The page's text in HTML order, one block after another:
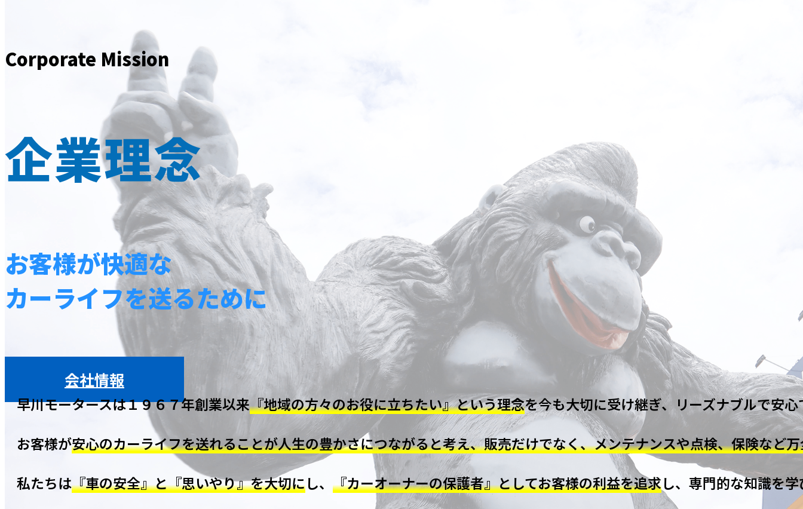
Corporate Mission
企業理念
お客様が快適な
カーライフを送るために
会社情報
早川モータースは１９６７年創業以来『地域の方々のお役に立ちたい』という理念を今も大切に受け継ぎ、リーズナブルで安
お客様が安心のカーライフを送れることが人生の豊かさにつながると考え、販売だけでなく、メンテナンスや点検、保険など
私たちは『車の安全』と『思いやり』を大切にし、 『カーオーナーの保護者』としてお客様の利益を追求し、専門的な知識を